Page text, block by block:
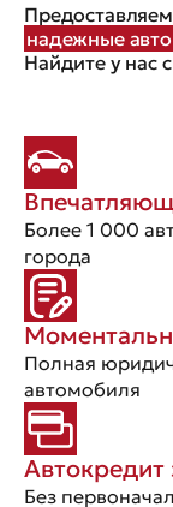
надежные
Найдите у нас
Более 1 000
города
Полная
автомобиля
Автокредит
Без